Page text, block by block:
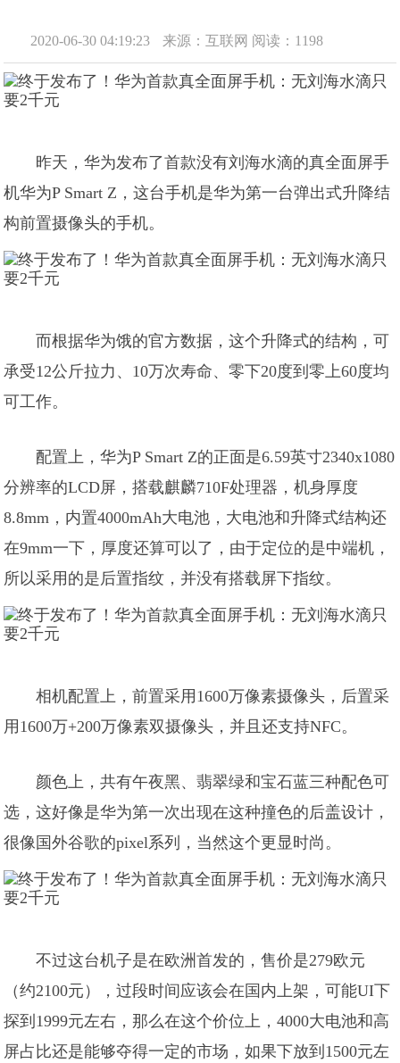
2020-06-30 04:19:23 来源：互联网 阅读：1198
昨天，华为发布了首款没有刘海水滴的真全面屏手
机华为P Smart Z，这台手机是华为第一台弹出式升降结
构前置摄像头的手机。
而根据华为饿的官方数据，这个升降式的结构，可
承受12公斤拉力、10万次寿命、零下20度到零上60度均
可工作。
配置上，华为P Smart Z的正面是6.59英寸2340x1080
分辨率的LCD屏，搭载麒麟710F处理器，机身厚度
8.8mm，内置4000mAh大电池，大电池和升降式结构还
在9mm一下，厚度还算可以了，由于定位的是中端机，
所以采用的是后置指纹，并没有搭载屏下指纹。
相机配置上，前置采用1600万像素摄像头，后置采
用1600万+200万像素双摄像头，并且还支持NFC。
颜色上，共有午夜黑、翡翠绿和宝石蓝三种配色可
选，这好像是华为第一次出现在这种撞色的后盖设计，
很像国外谷歌的pixel系列，当然这个更显时尚。
不过这台机子是在欧洲首发的，售价是279欧元
（约2100元），过段时间应该会在国内上架，可能UI下
探到1999元左右，那么在这个价位上，4000大电池和高
屏占比还是能够夺得一定的市场，如果下放到1500元左